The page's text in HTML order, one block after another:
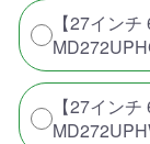
【27イン
【27イン